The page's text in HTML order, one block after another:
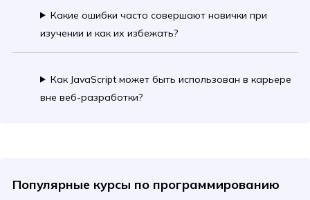
Какие ошибки часто совершают новички при
изучении и как их избежать?
Как JavaScript может быть использован в карьере
вне веб-разработки?
Популярные курсы по программированию